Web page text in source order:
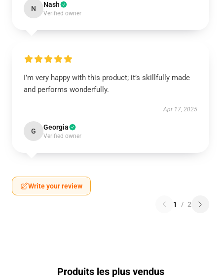
N Nash
Verified owner
I’m very happy with this product; it’s skillfully made
and performs wonderfully.
Apr 17, 2025
G Georgia
Verified owner
Write your review
1 / 2
Produits les plus vendus